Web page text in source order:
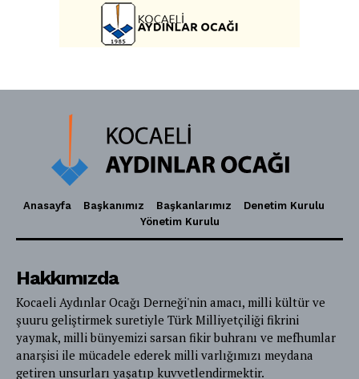
Anasayfa Başkanımız Başkanlarımız
Denetim Kurulu
Yönetim Kurulu
Hakkımızda
Kocaeli Aydınlar Ocağı Derneği'nin amacı, milli kültür ve
şuuru geliştirmek suretiyle Türk Milliyetçiliği fikrini
yaymak, milli bünyemizi sarsan fikir buhranı ve mefhumlar
anarşisi ile mücadele ederek milli varlığımızı meydana
getiren unsurları yaşatıp kuvvetlendirmektir.